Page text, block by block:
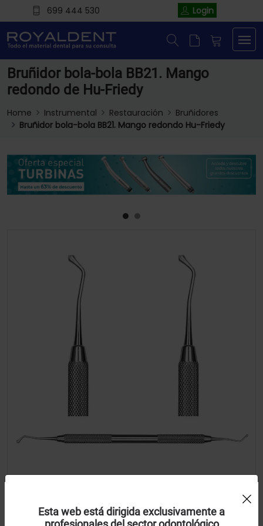
699 444 530 Login
Bruñidor bola-bola BB21. Mango
redondo de Hu-Friedy
Home Instrumental Restauración
Bruñidores
Bruñidor bola-bola BB21. Mango redondo Hu-Friedy
Bruñidor bola-bola BB21. Mango redondo
Esta web está dirigida exclusivamente a